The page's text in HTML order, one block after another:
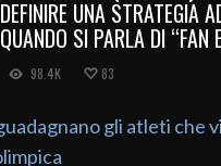
DEFINIRE UNA STRATEGIA
QUANDO SI PARLA DI “FAN
98.4K 83